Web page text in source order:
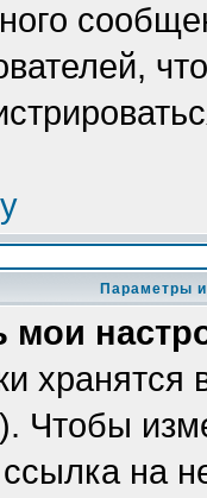
Параметры
мои
Чтобы
на